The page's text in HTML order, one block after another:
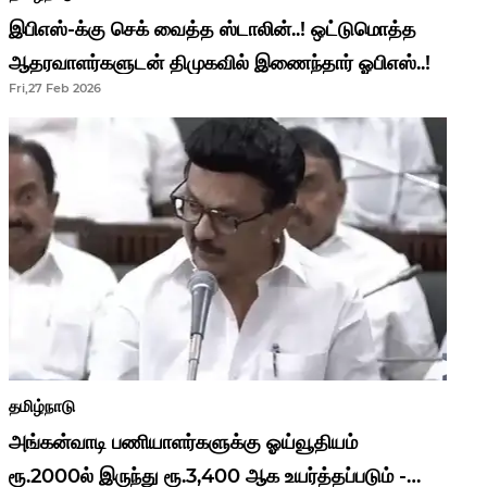
இபிஎஸ்-க்கு செக் வைத்த ஸ்டாலின்..! ஒட்டுமொத்த
ஆதரவாளர்களுடன் திமுகவில் இணைந்தார் ஓபிஎஸ்..!
Fri,27 Feb 2026
தமிழ்நாடு
அங்கன்வாடி பணியாளர்களுக்கு ஓய்வூதியம்
ரூ.2000ல் இருந்து ரூ.3,400 ஆக உயர்த்தப்படும் -